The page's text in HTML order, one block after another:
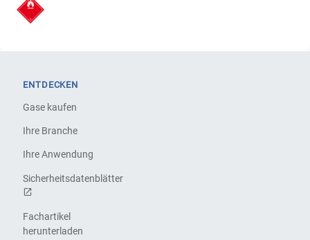
ENTDECKEN
Gase kaufen
Ihre Branche
Ihre Anwendung
Sicherheitsdatenblätter
Fachartikel
herunterladen